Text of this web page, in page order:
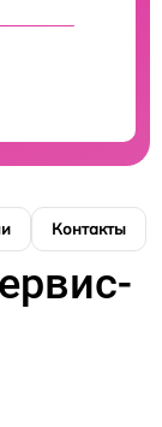
Контакты